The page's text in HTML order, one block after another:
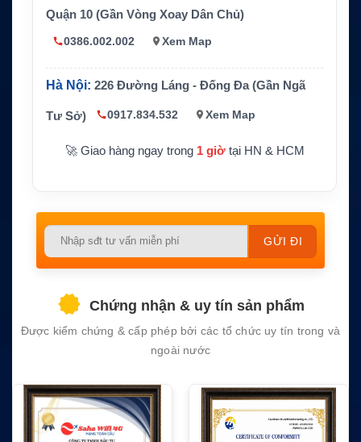
Quận 10 (Gần Vòng Xoay Dân Chủ)
0386.002.002 Xem Map
Hà Nội: 226 Đường Láng - Đống Đa (Gần Ngã
Tư Sở) 0917.834.532 Xem Map
🚀 Giao hàng ngay trong 1 giờtại HN & HCM
Please
empty.
Chứng nhận & uy tín sản phẩm
Được kiểm chứng & cấp phép bởi các tổ chức uy tín trong và
ngoài nước